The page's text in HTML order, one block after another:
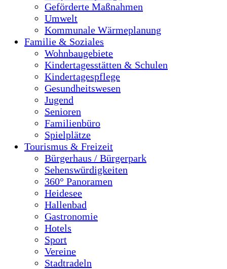
Geförderte Maßnahmen
Umwelt
Kommunale Wärmeplanung
Familie & Soziales
Wohnbaugebiete
Kindertagesstätten & Schulen
Kindertagespflege
Gesundheitswesen
Jugend
Senioren
Familienbüro
Spielplätze
Tourismus & Freizeit
Bürgerhaus / Bürgerpark
Sehenswürdigkeiten
360° Panoramen
Heidesee
Hallenbad
Gastronomie
Hotels
Sport
Vereine
Stadtradeln